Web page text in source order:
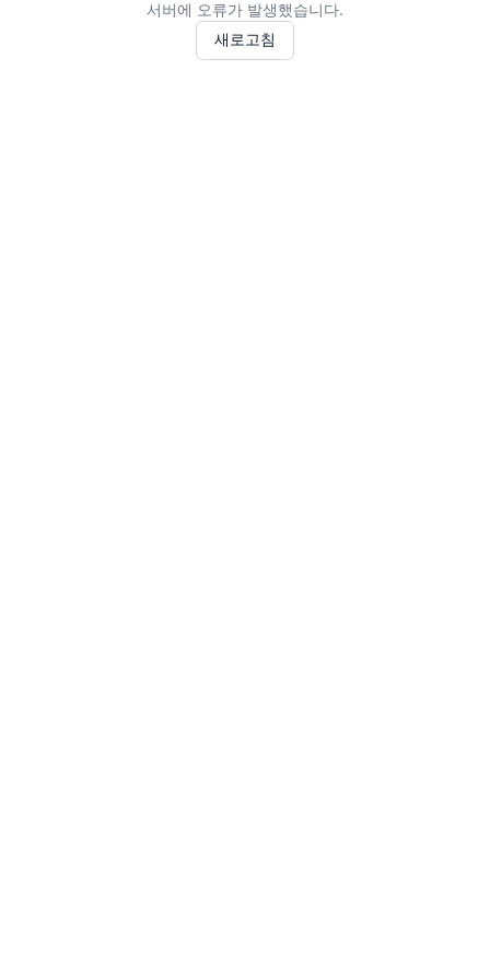
서버에 오류가 발생했습니다.
새로고침